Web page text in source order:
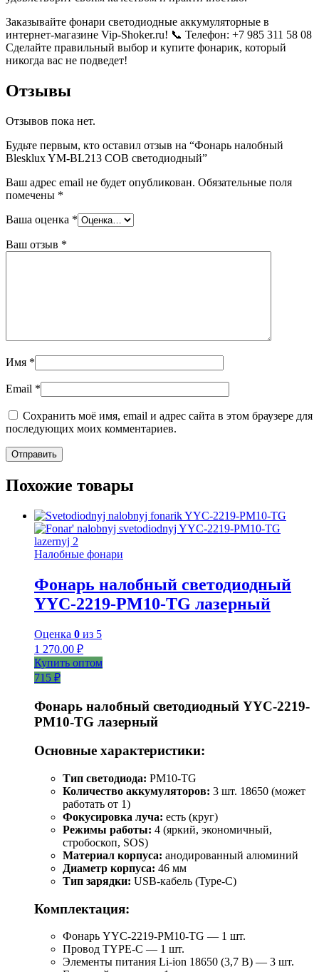
Заказывайте фонари светодиодные аккумуляторные в
интернет-магазине Vip-Shoker.ru! 📞 Телефон: +7 985 311 58 08
Сделайте правильный выбор и купите фонарик, который
никогда вас не подведет!
Отзывы
Отзывов пока нет.
Будьте первым, кто оставил отзыв на “Фонарь налобный
Blesklux YM-BL213 COB светодиодный”
Ваш адрес email не будет опубликован. Обязательные поля
помечены *
Ваша оценка *
Ваш отзыв *
Имя *
Email *
Сохранить моё имя, email и адрес сайта в этом браузере для
последующих моих комментариев.
Похожие товары
Налобные фонари
Фонарь налобный светодиодный
YYC-2219-PM10-TG лазерный
Оценка 0 из 5
1 270.00 ₽
Купить оптом
715 ₽
Фонарь налобный светодиодный YYC-2219-
PM10-TG лазерный
Основные характеристики:
Тип светодиода: PM10-TG
Количество аккумуляторов: 3 шт. 18650 (может
работать от 1)
Фокусировка луча: есть (круг)
Режимы работы: 4 (яркий, экономичный,
стробоскоп, SOS)
Материал корпуса: анодированный алюминий
Диаметр корпуса: 46 мм
Тип зарядки: USB-кабель (Type-C)
Комплектация:
Фонарь YYC-2219-PM10-TG — 1 шт.
Провод TYPE-C — 1 шт.
Элементы питания Li-ion 18650 (3,7 В) — 3 шт.